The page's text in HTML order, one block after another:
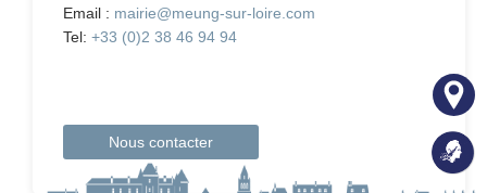
Email : mairie@meung-sur-loire.com
Tel: +33 (0)2 38 46 94 94
Nous contacter